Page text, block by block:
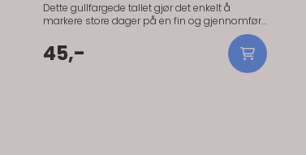
Dette gullfargede tallet gjør det enkelt å
markere store dager på en fin og gjennomført
vil ha en liten detalj som faktisk synes. Tallet
har en glitrende overflate som fanger lyset og
45,-